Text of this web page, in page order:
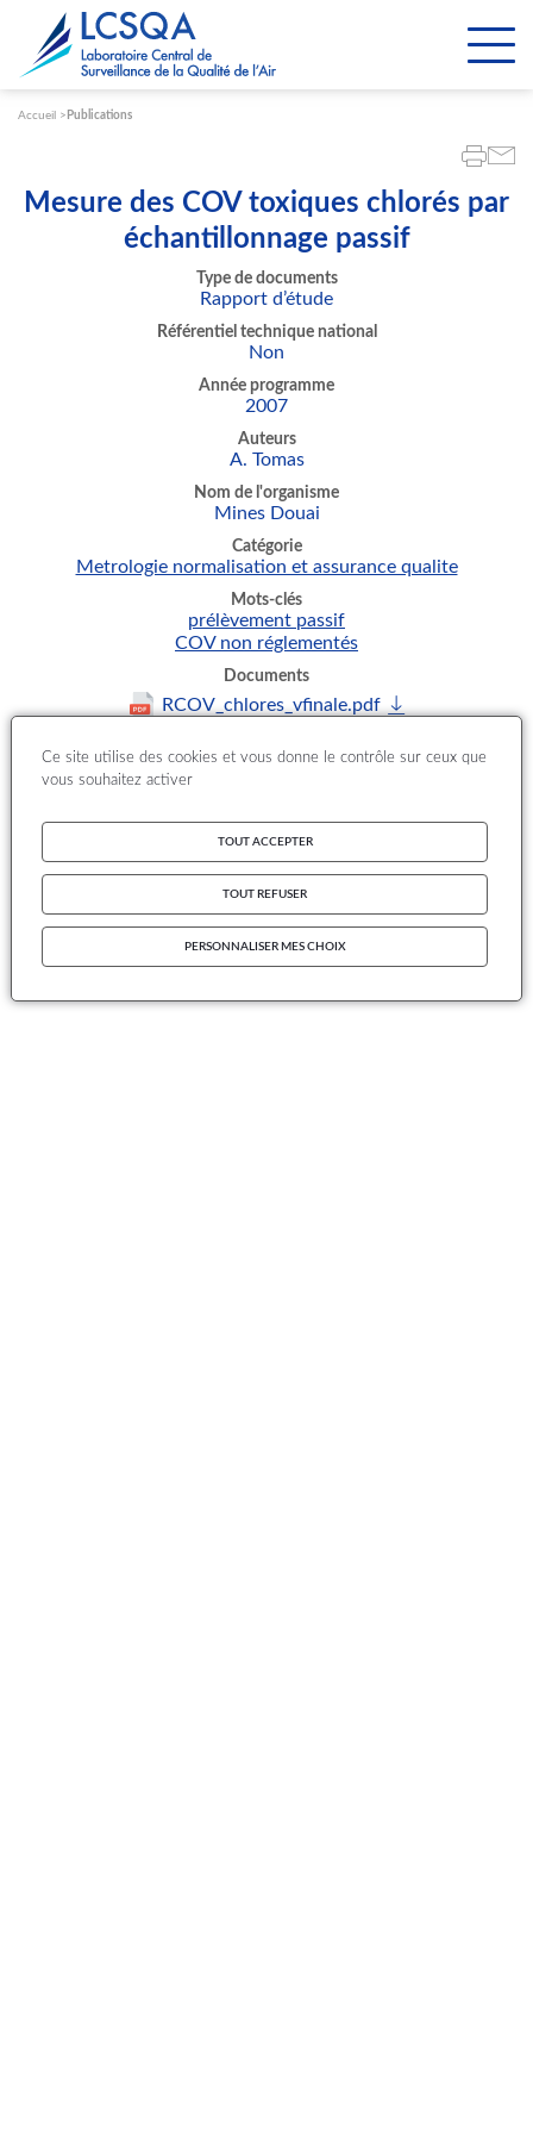
Accueil Publications
Mesure des COV toxiques chlorés par
échantillonnage passif
Type de documents
Rapport d’étude
Référentiel technique national
Non
Année programme
2007
Auteurs
A. Tomas
Nom de l'organisme
Mines Douai
Catégorie
Metrologie normalisation et assurance qualite
Mots-clés
prélèvement passif
COV non réglementés
Documents
RCOV_chlores_vfinale.pdf
Paramétrer les cookies
Ce site utilise des cookies et vous donne le contrôle sur ceux que
vous souhaitez activer
TOUT ACCEPTER
TOUT REFUSER
PERSONNALISER MES CHOIX